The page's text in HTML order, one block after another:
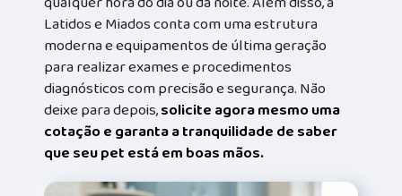
Latidos e Miados conta com uma estrutura
moderna e equipamentos de última geração
para realizar exames e procedimentos
diagnósticos com precisão e segurança. Não
deixe para depois,solicite agora mesmo uma
cotação e garanta a tranquilidade de saber
que seu pet está em boas mãos.